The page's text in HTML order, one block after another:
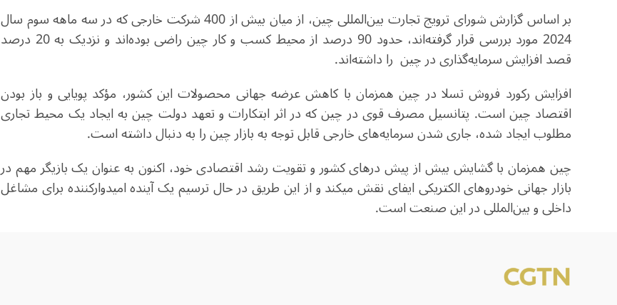
بر اساس گزارش شورای ترویج تجارت بین‌المللی چین، از میان بیش از 400 شرکت خارجی که در سه ماهه سوم سال
2024 مورد بررسی قرار گرفته‌اند، حدود 90 درصد از محیط کسب و کار چین راضی بوده‌اند و نزدیک به 20 درصد
قصد افزایش سرمایه‌گذاری در چین را داشته‌اند.
افزایش رکورد فروش تسلا در چین همزمان با کاهش عرضه جهانی محصولات این کشور، مؤکد پویایی و باز بودن
اقتصاد چین است. پتانسیل مصرف قوی در چین که در اثر ابتکارات و تعهد دولت چین به ایجاد یک محیط تجاری
مطلوب ایجاد شده، جاری شدن سرمایه‌های خارجی قابل توجه به بازار چین را به دنبال داشته است.
چین همزمان با گشایش بیش از پیش درهای کشور و تقویت رشد اقتصادی خود، اکنون به عنوان یک بازیگر مهم در
بازار جهانی خودروهای الکتریکی ایفای نقش می‎کند و از این طریق در حال ترسیم یک آینده‌ امیدوارکننده برای مشاغل
داخلی و بین‌المللی در این صنعت است.